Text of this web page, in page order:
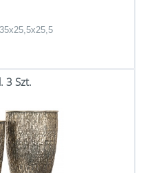
3 Szt.